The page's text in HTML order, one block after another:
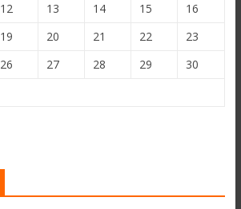
12 13 14 15
16
19 20 21 22
23
26 27 28 29
30